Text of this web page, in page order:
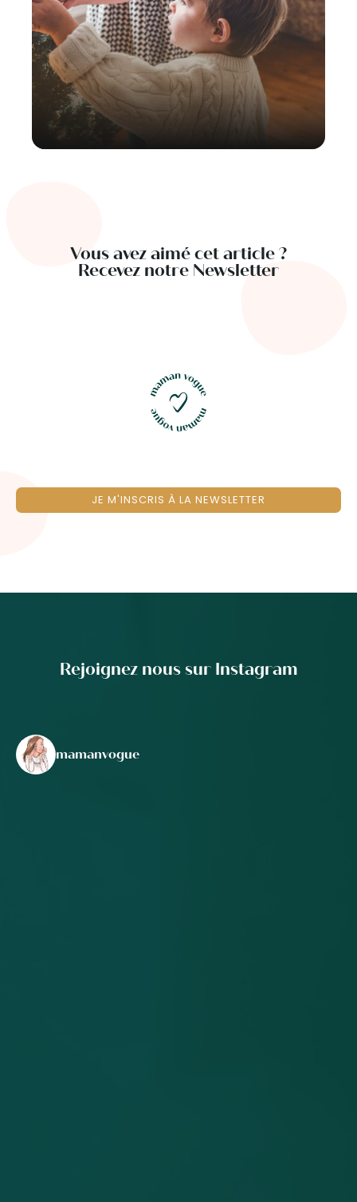
Vous avez aimé cet article ?
Recevez notre Newsletter
JE M'INSCRIS À LA NEWSLETTER
Rejoignez nous sur Instagram
mamanvogue